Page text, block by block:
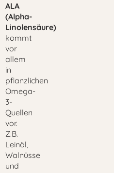
ALA
(Alpha-
Linolensäure)
kommt
vor
allem
in
pflanzlichen
Omega-
3-
Quellen
vor.
Z.B.
Leinöl,
Walnüsse
und